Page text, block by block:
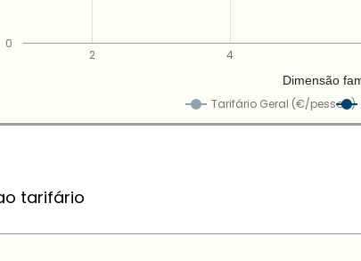
Tarifário Geral (€/pessoa)
2 4
0
Dimensão
tarifário